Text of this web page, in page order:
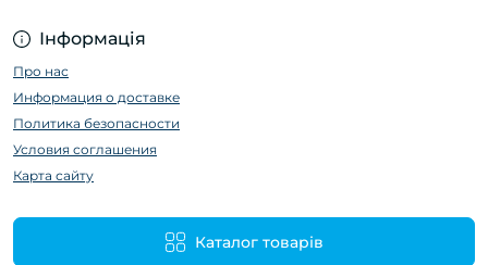
Інформація
Про нас
Информация о доставке
Политика безопасности
Условия соглашения
Карта сайту
Каталог товарів